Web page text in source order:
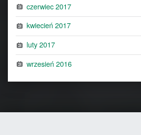
czerwiec 2017
kwiecień 2017
luty 2017
wrzesień 2016